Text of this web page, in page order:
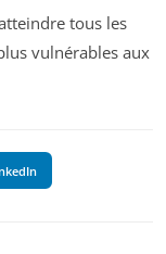
tous les
vulnérables aux